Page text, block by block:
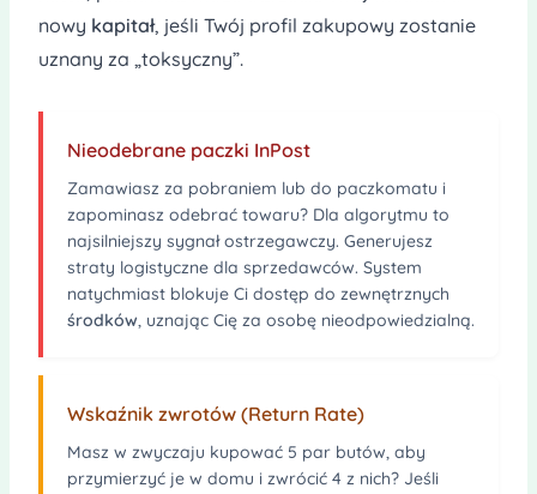
nowy kapitał, jeśli Twój profil zakupowy zostanie
uznany za „toksyczny”.
Nieodebrane paczki InPost
Zamawiasz za pobraniem lub do paczkomatu i
zapominasz odebrać towaru? Dla algorytmu to
najsilniejszy sygnał ostrzegawczy. Generujesz
straty logistyczne dla sprzedawców. System
natychmiast blokuje Ci dostęp do zewnętrznych
środków, uznając Cię za osobę nieodpowiedzialną.
Wskaźnik zwrotów (Return Rate)
Masz w zwyczaju kupować 5 par butów, aby
przymierzyć je w domu i zwrócić 4 z nich? Jeśli